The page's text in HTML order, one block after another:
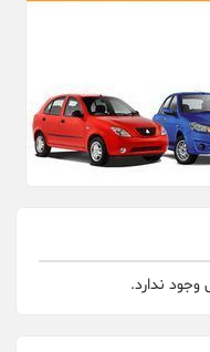
وجود ندارد.